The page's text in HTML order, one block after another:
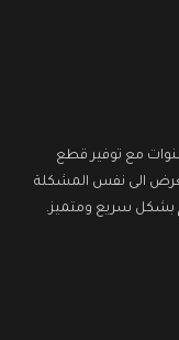
مع توفير قطع
الى نفس المشكلة
بشكل سريع ومتميز.